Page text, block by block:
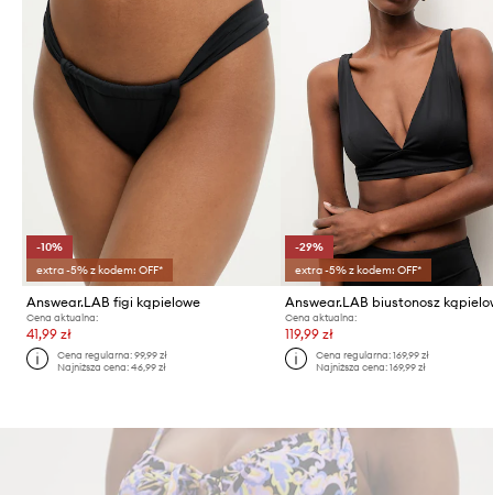
-10%
extra -5% z kodem: OFF*
Answear.LAB figi kąpielowe
Cena aktualna:
41,99 zł
Cena regularna:99,99 zł
Najniższa cena:46,99 zł
-29%
extra -5% z kodem: OFF*
Cena aktualna:
119,99 zł
Cena regularna: 169,99 zł
Najniższa cena: 169,99 zł